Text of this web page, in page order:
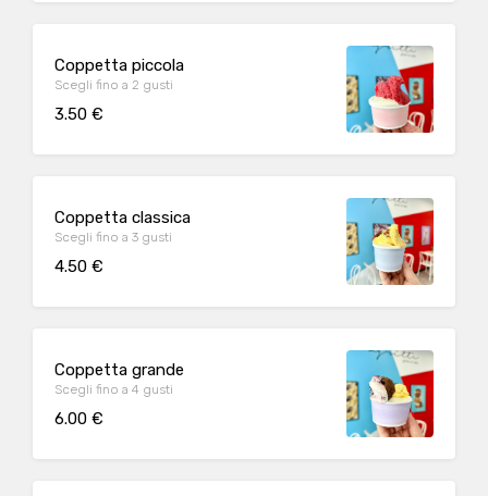
Coppetta piccola
Scegli fino a 2 gusti
3.50 €
Coppetta classica
Scegli fino a 3 gusti
4.50 €
Coppetta grande
Scegli fino a 4 gusti
6.00 €